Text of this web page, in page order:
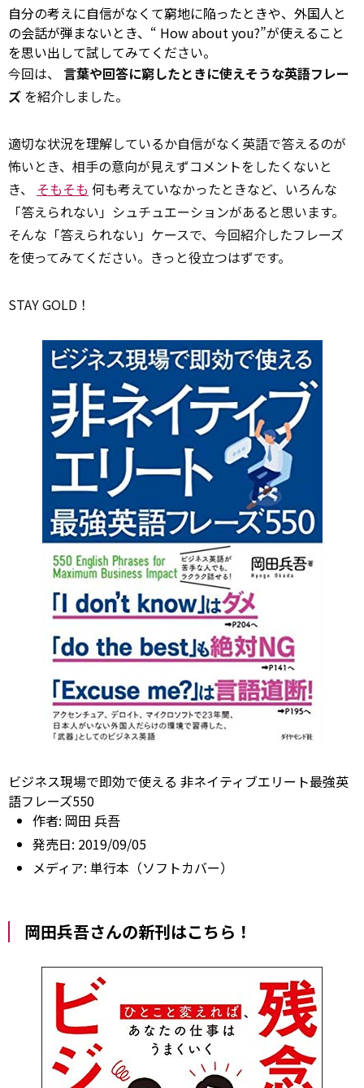
自分の考えに自信がなくて窮地に陥ったときや、外国人と
の会話が弾まないとき、“ How aboutyou?”が使えること
を思い出して試してみてください。
今回は、 言葉や回答に窮したときに使えそうな英語フレー
ズ を紹介しました。
適切な状況を理解しているか自信がなく英語で答えるのが
怖いとき、相手の意向が見えずコメントをしたくないと
き、 そもそも 何も考えていなかったときなど、いろんな
「答えられない」シュチュエーションがあると思います。
そんな「答えられない」ケースで、今回紹介したフレーズ
を使ってみてください。きっと役立つはずです。
STAY GOLD！
ビジネス現場で即効で使える 非ネイティブエリート最強英
語フレーズ550
作者: 岡田 兵吾
発売日: 2019/09/05
メディア: 単行本（ソフトカバー）
岡田兵吾さんの新刊はこちら！